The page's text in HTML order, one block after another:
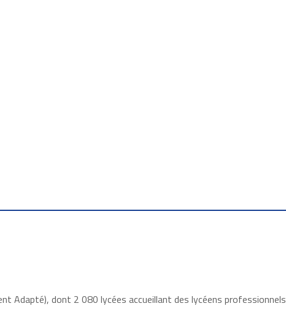
Adapté), dont 2 080 lycées accueillant des lycéens professionnels